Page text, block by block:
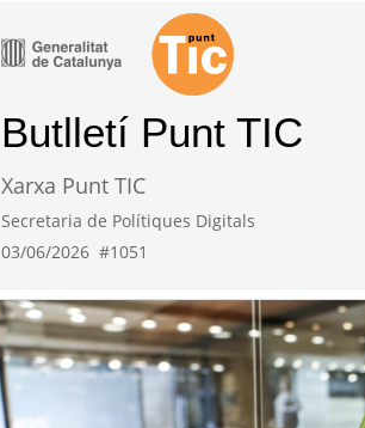
Butlletí Punt TIC
Xarxa Punt TIC
Secretaria de Polítiques Digitals
03/06/2026 #1051